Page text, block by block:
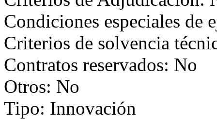
Condiciones especiales de
Criterios de solvencia
Contratos reservados: No
Otros: No
Tipo: Innovación